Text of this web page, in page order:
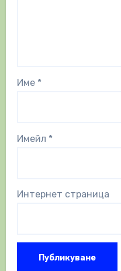
Име *
Имейл *
Интернет страница